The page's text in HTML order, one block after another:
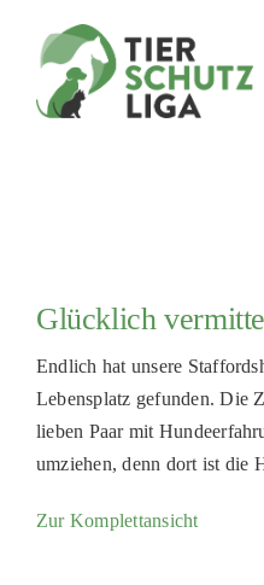
FÖRDERN & VERERBEN
KOOPERATIONEN
4KIDS
TIERHEIMTIERE
TIERHEIME
Glücklich
Endlich hat unsere
Lebensplatz gefunden. Die
lieben Paar mit
umziehen, denn dort ist die
Zur Komplettansicht